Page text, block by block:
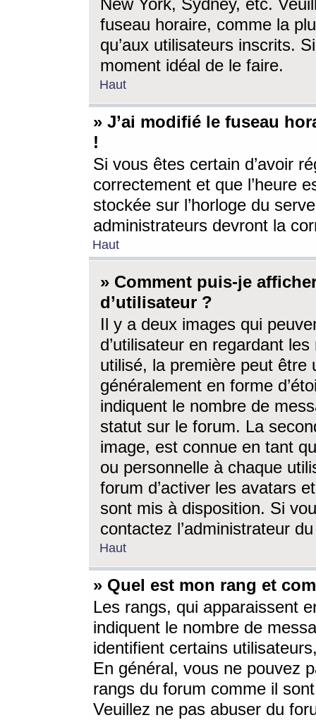
New York, Sydney, etc.
fuseau horaire, comme la
qu’aux utilisateurs inscrits.
moment idéal de le faire.
Haut
» J’ai modifié le fuseau
!
Si vous êtes certain d’avoir
correctement et que l’heure
stockée sur l’horloge du
administrateurs devront la
Haut
» Comment puis-je
d’utilisateur ?
Il y a deux images qui
d’utilisateur en regardant
utilisé, la première peut être
généralement en forme
indiquent le nombre de
statut sur le forum. La
image, est connue en tant
ou personnelle à chaque
forum d’activer les avatars
sont mis à disposition. Si
contactez l’administrateur
Haut
» Quel est mon rang et
Les rangs, qui apparaissent
indiquent le nombre de
identifient certains
En général, vous ne pouvez
rangs du forum comme il
Veuillez ne pas abuser du